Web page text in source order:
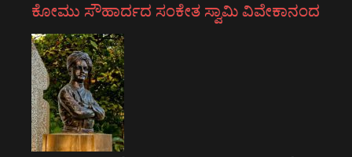
ಕೋಮು ಸೌಹಾರ್ದದ ಸಂಕೇತ ಸ್ವಾಮಿ ವಿವೇಕಾನಂದ